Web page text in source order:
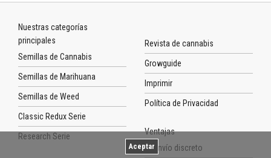
Nuestras categorías
principales
Semillas de Cannabis
Semillas de Marihuana
Semillas de Weed
Classic Redux Serie
Research Serie
Revista de cannabis
Growguide
Imprimir
Política de Privacidad
Ventajas
Envío discreto
Aceptar